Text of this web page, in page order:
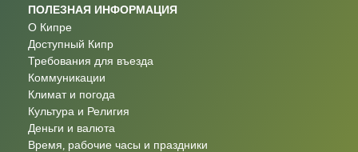
ПОЛЕЗНАЯ ИНФОРМАЦИЯ
О Кипре
Доступный Кипр
Требования для въезда
Коммуникации
Климат и погода
Культура и Религия
Деньги и валюта
Время, рабочие часы и праздники